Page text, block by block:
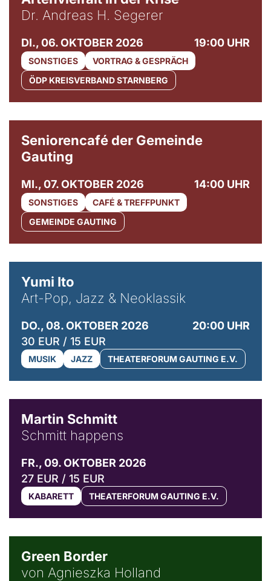
Dr. Andreas H. Segerer
DI., 06. OKTOBER 2026 19:00 UHR
SONSTIGES
VORTRAG & GESPRÄCH
ÖDP KREISVERBAND STARNBERG
Seniorencafé der Gemeinde
Gauting
MI., 07. OKTOBER 2026 14:00 UHR
SONSTIGES
CAFÉ & TREFFPUNKT
GEMEINDE GAUTING
Yumi Ito
Art-Pop, Jazz & Neoklassik
DO., 08. OKTOBER 2026
20:00 UHR
30 EUR / 15 EUR
MUSIK JAZZ THEATERFORUM GAUTING E.V.
Martin Schmitt
Schmitt happens
FR., 09. OKTOBER 2026
27 EUR / 15 EUR
KABARETT THEATERFORUM GAUTING E.V.
Green Border
von Agnieszka Holland